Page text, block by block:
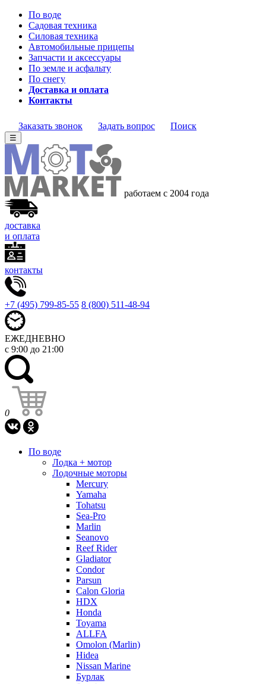
По воде
Садовая техника
Силовая техника
Автомобильные прицепы
Запчасти и аксессуары
По земле и асфальту
По снегу
Доставка и оплата
Контакты
Заказать звонок Задать вопрос Поиск
☰
работаем с 2004 года
доставка
и оплата
контакты
+7 (495) 799-85-55 8 (800) 511-48-94
ЕЖЕДНЕВНО
с 9:00 до 21:00
0
По воде
Лодка + мотор
Лодочные моторы
Mercury
Yamaha
Tohatsu
Sea-Pro
Marlin
Seanovo
Reef Rider
Gladiator
Condor
Parsun
Calon Gloria
HDX
Honda
Toyama
ALLFA
Omolon (Marlin)
Hidea
Nissan Marine
Бурлак